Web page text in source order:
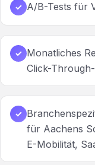
✓ A/B-Tests für
✓ Monatliches
Click-
✓
für Aachens
E-Mobilität,